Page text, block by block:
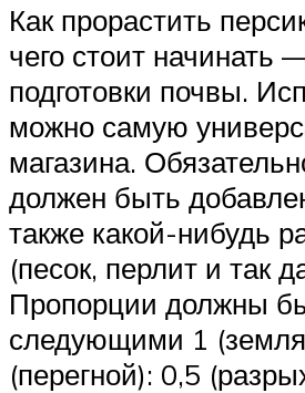
Как прорастить
чего стоит начинать
подготовки почвы.
можно самую
магазина.
должен быть
также какой-нибудь
(песок, перлит и так
Пропорции должны
следующими 1
(перегной): 0,5